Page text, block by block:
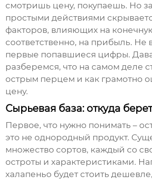
смотришь цену, покупаешь. Но
простыми действиями
факторов, влияющих на
соответственно, на прибыль. Не
первые попавшиеся цифры.
разберемся, что на самом деле
острым перцем и как грамотно
цену.
Сырьевая база: откуда
Первое, что нужно понимать –
это не однородный продукт.
множество сортов, каждый со
остроты и характеристиками.
халапеньо будет стоить